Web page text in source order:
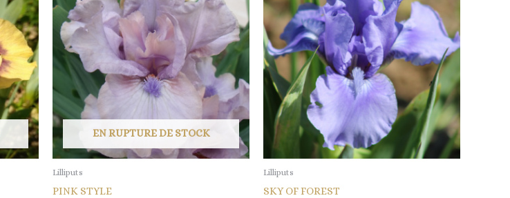
EN RUPTURE DE STOCK
Lilliputs
PINK STYLE
Lilliputs
SKY OF FOREST